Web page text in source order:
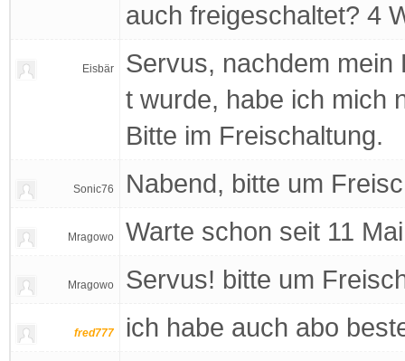
auch freigeschaltet? 4
Eisbär
Servus, nachdem
t wurde, habe ich mich
Bitte im Freischaltung.
Sonic76 Nabend, bitte um
Mragowo Warte schon seit 11
Mragowo Servus! bitte um
fred777 ich habe auch abo